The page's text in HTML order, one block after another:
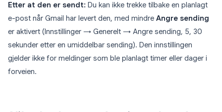
Etter at den er sendt: Du kan ikke trekke tilbake en planlagt
e-post når Gmail har levert den, med mindre Angre sending
er aktivert (Innstillinger → Generelt → Angre sending, 5, 30
sekunder etter en umiddelbar sending). Den innstillingen
gjelder ikke for meldinger som ble planlagt timer eller dager i
forveien.